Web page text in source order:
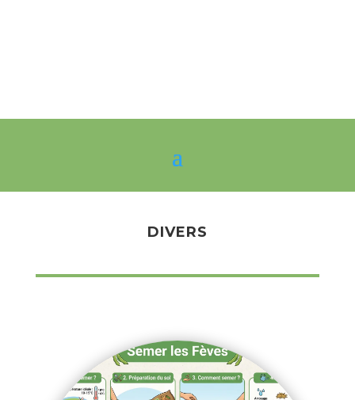
DIVERS